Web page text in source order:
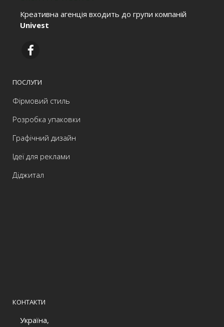
Креативна агенція входить до групи компаній
Univest
ПОСЛУГИ
Фірмовий стиль
Розробка упаковки
Графічний дизайн
Ідеї для реклами
Діджитал
КОНТАКТИ
Україна,